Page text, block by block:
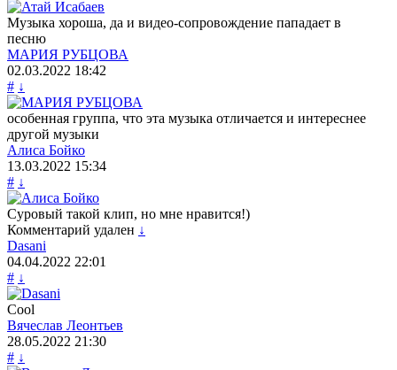
Музыка хороша, да и видео-сопровождение пападает в
песню
МАРИЯ РУБЦОВА
02.03.2022 18:42
# ↓
особенная группа, что эта музыка отличается и интереснее
другой музыки
Алиса Бойко
13.03.2022 15:34
# ↓
Суровый такой клип, но мне нравится!)
Комментарий удален ↓
Dasani
04.04.2022 22:01
# ↓
Cool
Вячеслав Леонтьев
28.05.2022 21:30
# ↓